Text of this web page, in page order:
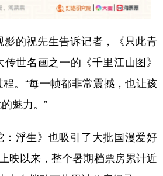
影的祝先生告诉记者，《只此青
世名画之一的《千里江山图》
。“每一帧都非常震撼，也让孩
魅力。”
：浮生》也吸引了大批国漫爱好
映以来，整个暑期档票房累计近